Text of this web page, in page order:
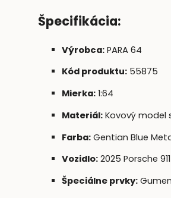
Špecifikácia:
Výrobca:PARA 64
Kód produktu:55875
Mierka:1:64
Materiál:Kovový model
Farba:Gentian Blue
Vozidlo:2025 Porsche
Špeciálne prvky: